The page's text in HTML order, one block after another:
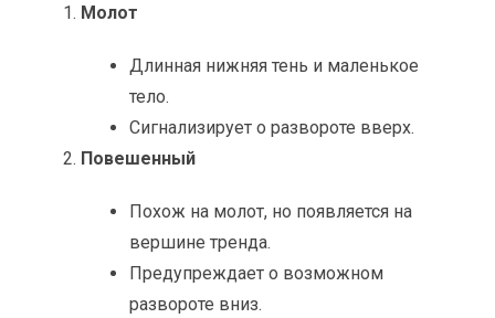
Молот
Длинная нижняя тень и маленькое
тело.
Сигнализирует о развороте вверх.
Повешенный
Похож на молот, но появляется на
вершине тренда.
Предупреждает о возможном
развороте вниз.